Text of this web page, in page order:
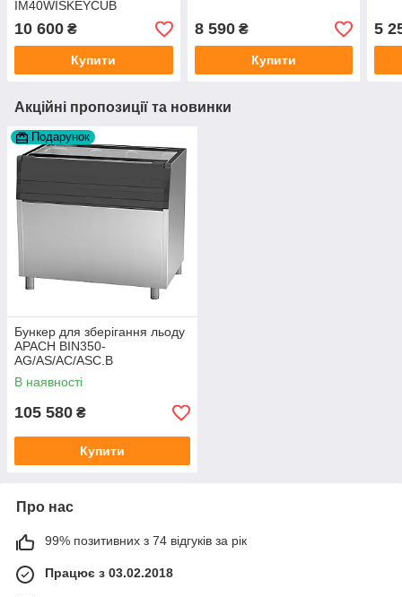
IM40WISKEYCUB
10 600 ₴
Купити
8 590₴
Купити
5
Акційні пропозиції та новинки
Подарунок
Бункер для зберігання льоду
APACH BIN350-
AG/AS/AC/ASC.B
В наявності
105 580 ₴
Купити
Про нас
99% позитивних з 74 відгуків за рік
Працює з 03.02.2018